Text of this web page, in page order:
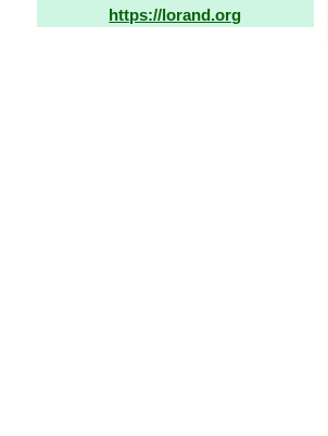
https://lorand.org